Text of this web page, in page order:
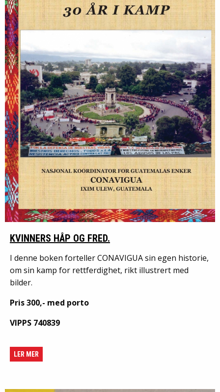
KVINNERS HÅP OG FRED.
I denne boken forteller CONAVIGUA sin egen historie,
om sin kamp for rettferdighet, rikt illustrert med
bilder.
Pris 300,- med porto
VIPPS 740839
LER MER